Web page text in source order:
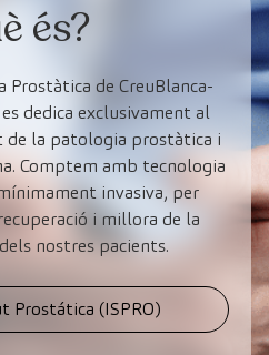
és?
de CreuBlanca-
dedica exclusivament al
la patologia prostàtica i
Comptem amb tecnologia
invasiva, per
i millora de la
nostres pacients.
Prostática (ISPRO)